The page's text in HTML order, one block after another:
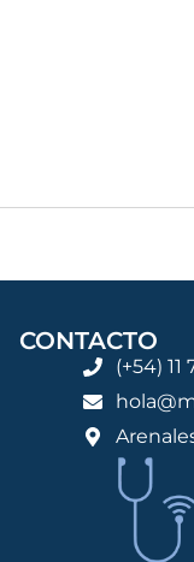
CONTACTO
(+54) 11